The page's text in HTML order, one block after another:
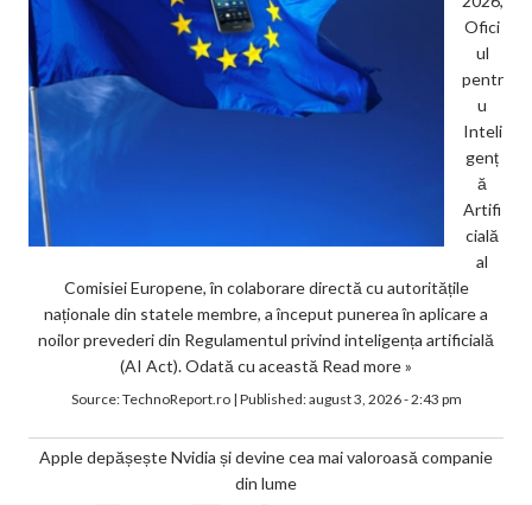
Ofici
ul
pentr
u
Inteli
genț
ă
Artifi
cială
al
Comisiei Europene, în colaborare directă cu autoritățile
naționale din statele membre, a început punerea în aplicare a
noilor prevederi din Regulamentul privind inteligența artificială
(AI Act). Odată cu această Read more »
Source:TechnoReport.ro| Published:august 3, 2026 - 2:43 pm
Apple depășește Nvidia și devine cea mai valoroasă companie
din lume